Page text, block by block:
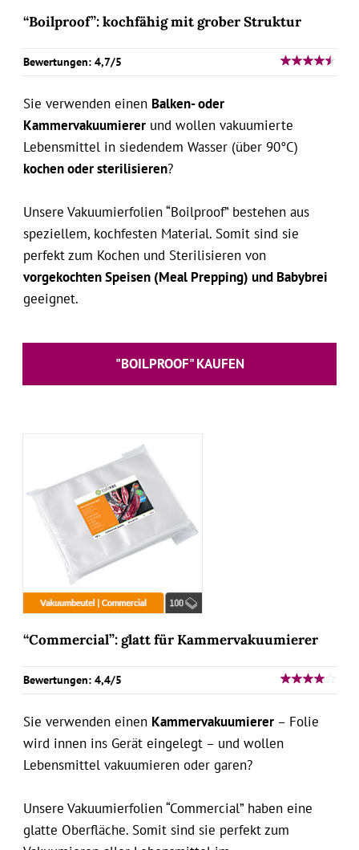
“Boilproof”: kochfähig mit grober Struktur
Bewertungen: 4,7/5
Sie verwenden einen Balken- oder
Kammervakuumierer und wollen vakuumierte
Lebensmittel in siedendem Wasser (über 90°C)
kochen oder sterilisieren?
Unsere Vakuumierfolien “Boilproof” bestehen aus
speziellem, kochfesten Material. Somit sind sie
perfekt zum Kochen und Sterilisieren von
vorgekochten Speisen (Meal Prepping) und Babybrei
geeignet.
"BOILPROOF" KAUFEN
“Commercial”: glatt für Kammervakuumierer
Bewertungen: 4,4/5
Sie verwenden einen Kammervakuumierer – Folie
wird innen ins Gerät eingelegt – und wollen
Lebensmittel vakuumieren oder garen?
Unsere Vakuumierfolien “Commercial” haben eine
glatte Oberfläche. Somit sind sie perfekt zum